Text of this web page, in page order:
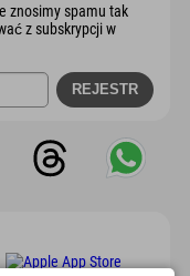
znosimy spamu tak
z subskrypcji w